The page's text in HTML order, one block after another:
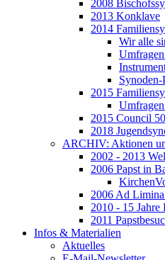
2008
2013 Konklave
2014
Wir alle
2015
2015 Council 50
2018
ARCHIV: Aktionen
2002 - 2013
2006 Papst in
2006 Ad
2010 - 15
2011
Infos & Materialien
Aktuelles